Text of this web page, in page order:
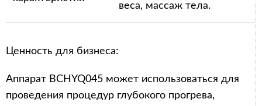
веса, массаж тела.
Ценность для бизнеса:
Аппарат BCHYQ045 может использоваться для
проведения процедур глубокого прогрева,